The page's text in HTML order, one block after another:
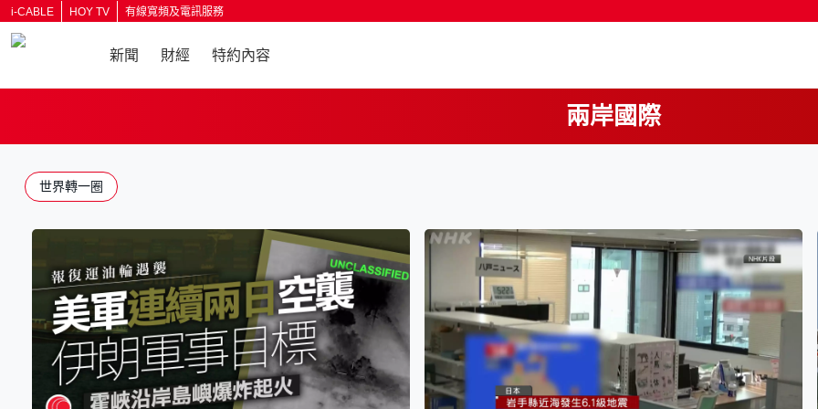
i-CABLE HOY TV 有線寬頻及電訊服務
新聞 財經 特約內容
兩岸國際
世界轉一圈